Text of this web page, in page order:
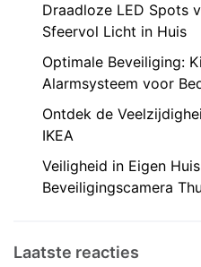
Draadloze LED Spots
Sfeervol Licht in Huis
Optimale Beveiliging:
Alarmsysteem voor
Ontdek de
IKEA
Veiligheid in Eigen
Beveiligingscamera
Laatste reacties